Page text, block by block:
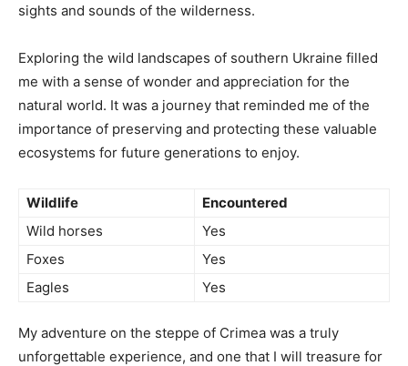
sights and sounds of the wilderness.
Exploring the wild landscapes of southern Ukraine filled
me with a sense of wonder and appreciation for the
natural world. It was a journey that reminded me of the
importance of preserving and protecting these valuable
ecosystems for future generations to enjoy.
Wildlife
Encountered
Wild horses
Yes
Foxes
Yes
Eagles
Yes
My adventure on the steppe of Crimea was a truly
unforgettable experience, and one that I will treasure for